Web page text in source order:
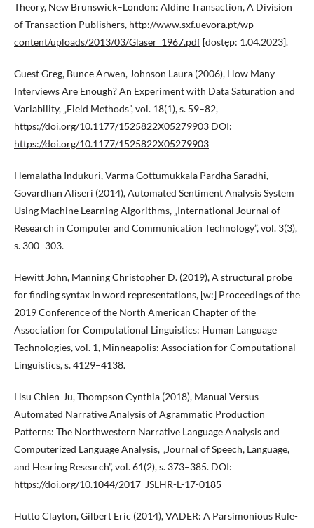
Theory, New Brunswick–London: Aldine Transaction, A Division
of Transaction Publishers, http://www.sxf.uevora.pt/wp-
content/uploads/2013/03/Glaser_1967.pdf [dostęp: 1.04.2023].
Guest Greg, Bunce Arwen, Johnson Laura (2006), How Many
Interviews Are Enough? An Experiment with Data Saturation and
Variability, „Field Methods”, vol. 18(1), s. 59–82,
https://doi.org/10.1177/1525822X05279903 DOI:
https://doi.org/10.1177/1525822X05279903
Hemalatha Indukuri, Varma Gottumukkala Pardha Saradhi,
Govardhan Aliseri (2014), Automated Sentiment Analysis System
Using Machine Learning Algorithms, „International Journal of
Research in Computer and Communication Technology”, vol. 3(3),
s. 300–303.
Hewitt John, Manning Christopher D. (2019), A structural probe
for finding syntax in word representations, [w:] Proceedings of the
2019 Conference of the North American Chapter of the
Association for Computational Linguistics: Human Language
Technologies, vol. 1, Minneapolis: Association for Computational
Linguistics, s. 4129–4138.
Hsu Chien-Ju, Thompson Cynthia (2018), Manual Versus
Automated Narrative Analysis of Agrammatic Production
Patterns: The Northwestern Narrative Language Analysis and
Computerized Language Analysis, „Journal of Speech, Language,
and Hearing Research”, vol. 61(2), s. 373–385. DOI:
https://doi.org/10.1044/2017_JSLHR-L-17-0185
Hutto Clayton, Gilbert Eric (2014), VADER: A Parsimonious Rule-